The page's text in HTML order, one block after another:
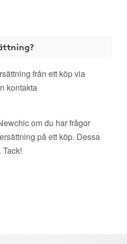
från ett köp via
kontakta
om du har frågor
på ett köp. Dessa